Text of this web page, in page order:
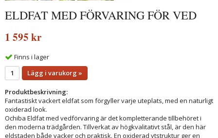
ELDFAT MED FÖRVARING FÖR VED
1 595 kr
Finns i lager
Lägg i varukorg »
Produktbeskrivning:
Fantastiskt vackert eldfat som förgyller varje uteplats, med en naturligt
oxiderad look.
Ochiba Eldfat med vedförvaring är det kompletterande tillbehöret i
den moderna trädgården. Tillverkat av högkvalitativt stål, är den här
eldstaden både vacker och praktisk. En oxiderad ytstruktur ger en